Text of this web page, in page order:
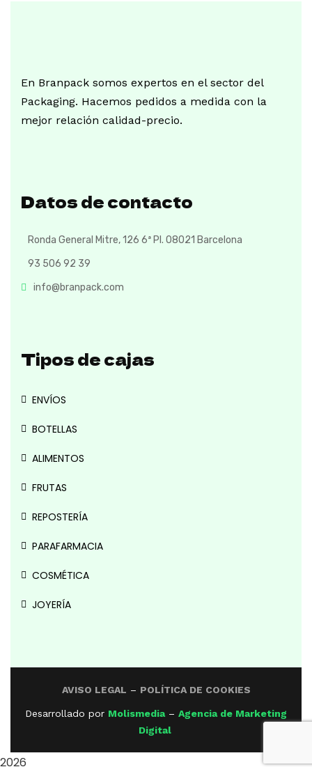
En Branpack somos expertos en el sector del
Packaging. Hacemos pedidos a medida con la
mejor relación calidad-precio.
Datos de contacto
Ronda General Mitre, 126 6ª Pl. 08021 Barcelona
93 506 92 39
info@branpack.com
Tipos de cajas
ENVÍOS
BOTELLAS
ALIMENTOS
FRUTAS
REPOSTERÍA
PARAFARMACIA
COSMÉTICA
JOYERÍA
AVISO LEGAL – POLÍTICA DE COOKIES
Desarrollado por Molismedia– Agencia de Marketing
Digital
2026